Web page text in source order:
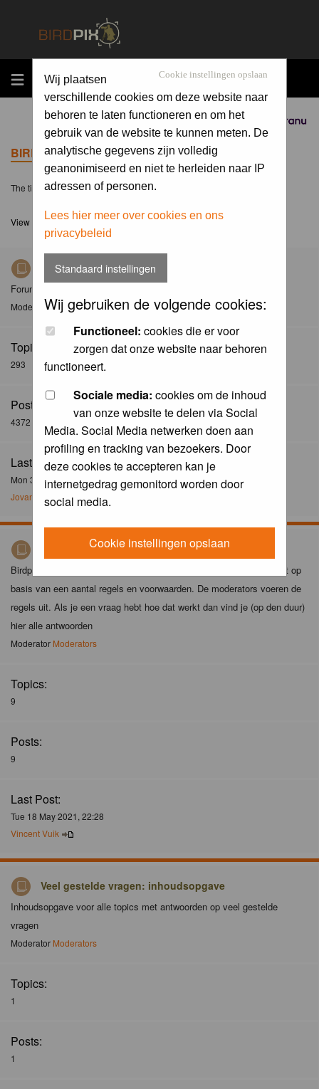
MENU
Sponsored by
Cookie instellingen opslaan
Wij plaatsen
verschillende cookies om deze website naar
behoren te laten functioneren en om het
gebruik van de website te kunnen meten. De
analytische gegevens zijn volledig
geanonimiseerd en niet te herleiden naar IP
adressen of personen.
Lees hier meer over cookies en ons
privacybeleid
Standaard instellingen
Wij gebruiken de volgende cookies:
Functioneel: cookies die er voor
zorgen dat onze website naar behoren
functioneert.
Sociale media: cookies om de inhoud
van onze website te delen via Social
Media. Social Media netwerken doen aan
profiling en tracking van bezoekers. Door
deze cookies te accepteren kan je
internetgedrag gemonitord worden door
social media.
Cookie instellingen opslaan
BIRDPIX.NL FORUM INDEX
The time now is Sun 09 Aug 2026, 10:39
View unanswered posts
Nieuws
Forum met nieuwsberichten over Birdpix
ModeratorModerators
Topics:
293
Posts:
4372
Last Post:
Mon 30 Dec 2024, 21:02
Jovanzo
Birdpix spelregels
Birdpix is niet zomaar een foto-site. Het plaatsen van foto's gebeurt op
basis van een aantal regels en voorwaarden. De moderators voeren de
regels uit. Als je een vraag hebt hoe dat werkt dan vind je (op den duur)
hier alle antwoorden
Moderator Moderators
Topics:
9
Posts:
9
Last Post:
Tue 18 May 2021, 22:28
Vincent Vuik
Veel gestelde vragen: inhoudsopgave
Inhoudsopgave voor alle topics met antwoorden op veel gestelde
vragen
Moderator Moderators
Topics:
1
Posts:
1